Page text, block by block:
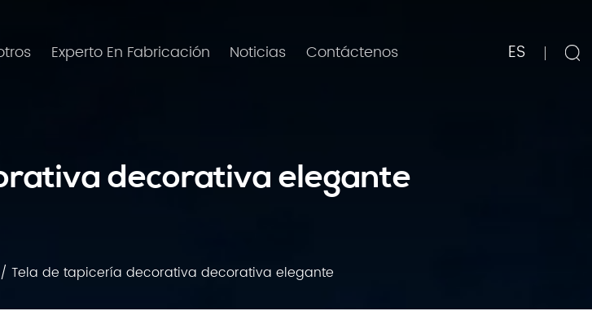
Experto En Fabricación Noticias Contáctenos ES
decorativa elegante
/ Tela de tapicería decorativa decorativa elegante